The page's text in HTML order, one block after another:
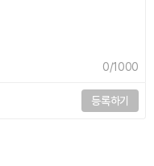
0/1000
등록하기